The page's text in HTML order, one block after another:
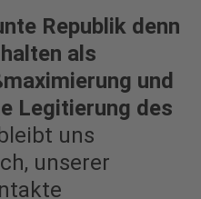
Republik denn
als
und
Legitierung des
uns
unserer